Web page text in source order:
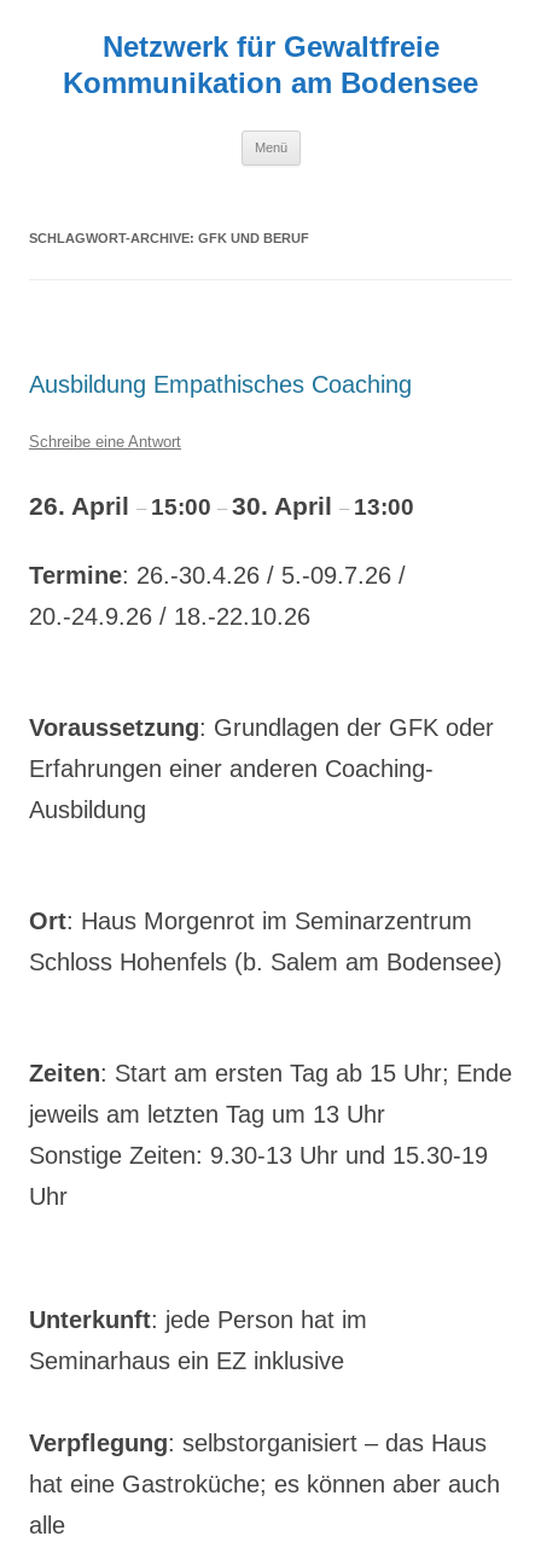
Netzwerk für Gewaltfreie
Kommunikation am Bodensee
Menü
SCHLAGWORT-ARCHIVE: GFK UND BERUF
Ausbildung Empathisches Coaching
Schreibe eine Antwort
26. April – 15:00 – 30. April – 13:00
Termine: 26.-30.4.26 / 5.-09.7.26 /
20.-24.9.26 / 18.-22.10.26
Voraussetzung: Grundlagen der GFK oder
Erfahrungen einer anderen Coaching-
Ausbildung
Ort: Haus Morgenrot im Seminarzentrum
Schloss Hohenfels (b. Salem am Bodensee)
Zeiten: Start am ersten Tag ab 15 Uhr; Ende
jeweils am letzten Tag um 13 Uhr
Sonstige Zeiten: 9.30-13 Uhr und 15.30-19
Uhr
Unterkunft: jede Person hat im
Seminarhaus ein EZ inklusive
Verpflegung: selbstorganisiert – das Haus
hat eine Gastroküche; es können aber auch
alle